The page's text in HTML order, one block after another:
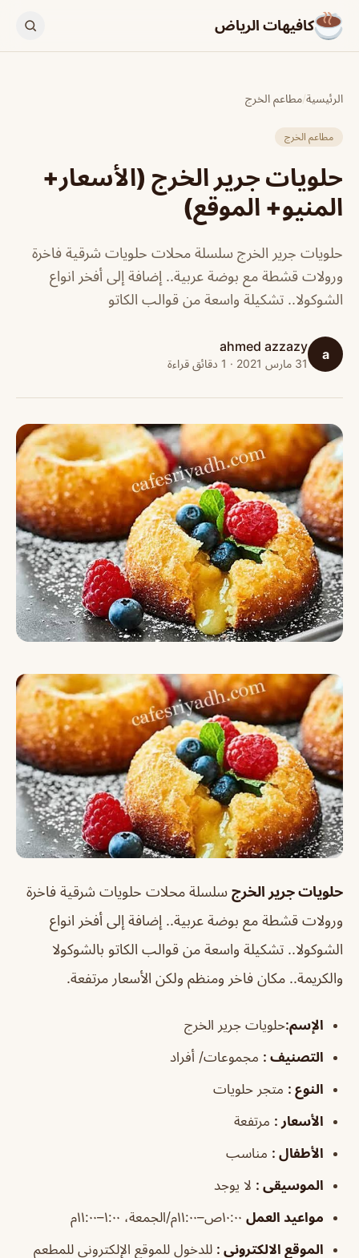
كافيهات الرياض
الرئيسية/مطاعم الخرج
مطاعم الخرج
حلويات جرير الخرج (الأسعار+
المنيو+ الموقع)
حلويات جرير الخرج سلسلة محلات حلويات شرقية فاخرة
ورولات قشطة مع بوضة عربية.. إضافة إلى أفخر انواع
الشوكولا.. تشكيلة واسعة من قوالب الكاتو
a
ahmed azzazy
31 مارس 2021 · 1 دقائق قراءة
حلويات جرير الخرج سلسلة محلات حلويات شرقية فاخرة
ورولات قشطة مع بوضة عربية.. إضافة إلى أفخر انواع
الشوكولا.. تشكيلة واسعة من قوالب الكاتو بالشوكولا
والكريمة.. مكان فاخر ومنظم ولكن الأسعار مرتفعة.
الإسم:حلويات جرير الخرج
التصنيف : مجموعات/ أفراد
النوع : متجر حلويات
الأسعار : مرتفعة
الأطفال : مناسب
الموسيقى : لا يوجد
مواعيد العمل
الموقع الالكتروني : للدخول للموقع الإلكتروني للمطعم